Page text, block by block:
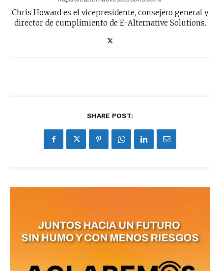
Chris Howard es el vicepresidente, consejero general y
director de cumplimiento de E-Alternative Solutions.
SHARE POST: